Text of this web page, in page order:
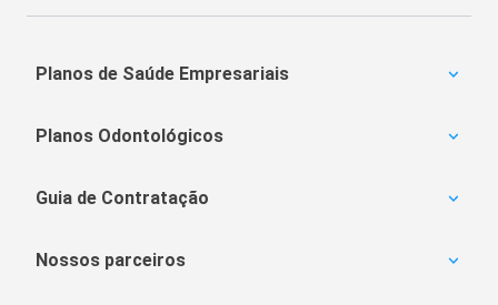
Planos de Saúde Empresariais
Unimed Empresarial
Notredame Intermédica
Planos Odontológicos
MetLife
SulAmérica Odonto
Guia de Contratação
Coparticipação
Nossos parceiros